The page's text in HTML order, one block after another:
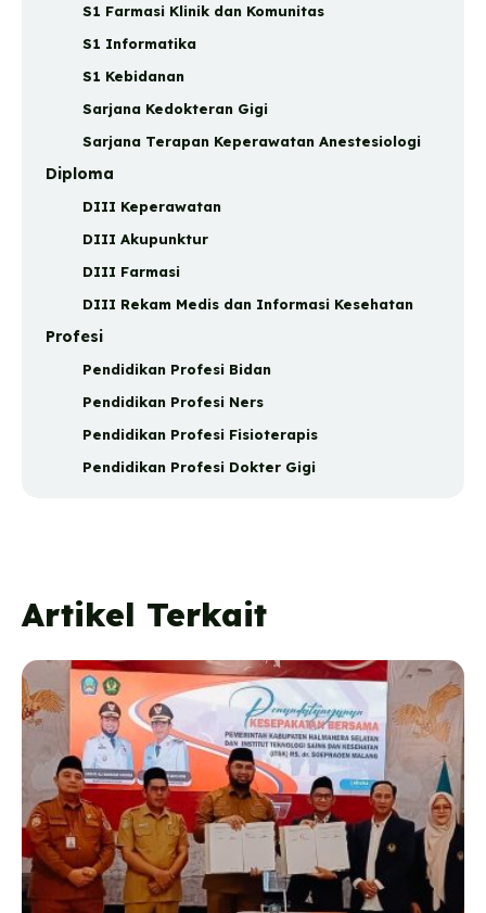
S1 Farmasi Klinik dan Komunitas
S1 Informatika
S1 Kebidanan
Sarjana Kedokteran Gigi
Sarjana Terapan Keperawatan Anestesiologi
Diploma
DIII Keperawatan
DIII Akupunktur
DIII Farmasi
DIII Rekam Medis dan Informasi Kesehatan
Profesi
Pendidikan Profesi Bidan
Pendidikan Profesi Ners
Pendidikan Profesi Fisioterapis
Pendidikan Profesi Dokter Gigi
Artikel Terkait